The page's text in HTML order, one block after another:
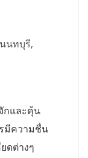
นทบุรี,
และคุ้น
มีความชื่น
ดต่างๆ